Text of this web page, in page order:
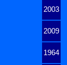
2003
2009
1964